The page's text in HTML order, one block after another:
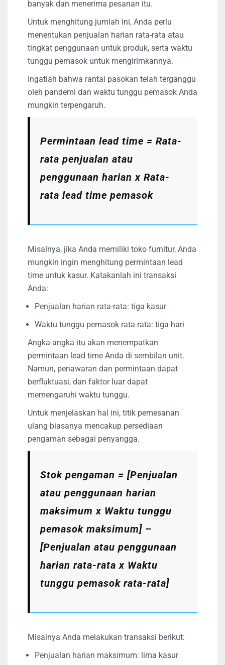
banyak dan menerima pesanan itu.
Untuk menghitung jumlah ini, Anda perlu
menentukan penjualan harian rata-rata atau
tingkat penggunaan untuk produk, serta waktu
tunggu pemasok untuk mengirimkannya.
Ingatlah bahwa rantai pasokan telah terganggu
oleh pandemi dan waktu tunggu pemasok Anda
mungkin terpengaruh.
Permintaan lead time = Rata-
rata penjualan atau
penggunaan harian x Rata-
rata lead time pemasok
Misalnya, jika Anda memiliki toko furnitur, Anda
mungkin ingin menghitung permintaan lead
time untuk kasur. Katakanlah ini transaksi
Anda:
Penjualan harian rata-rata: tiga kasur
Waktu tunggu pemasok rata-rata: tiga hari
Angka-angka itu akan menempatkan
permintaan lead time Anda di sembilan unit.
Namun, penawaran dan permintaan dapat
berfluktuasi, dan faktor luar dapat
memengaruhi waktu tunggu.
Untuk menjelaskan hal ini, titik pemesanan
ulang biasanya mencakup persediaan
pengaman sebagai penyangga.
Stok pengaman = [Penjualan
atau penggunaan harian
maksimum x Waktu tunggu
pemasok maksimum] –
[Penjualan atau penggunaan
harian rata-rata x Waktu
tunggu pemasok rata-rata]
Misalnya Anda melakukan transaksi berikut:
Penjualan harian maksimum: lima kasur